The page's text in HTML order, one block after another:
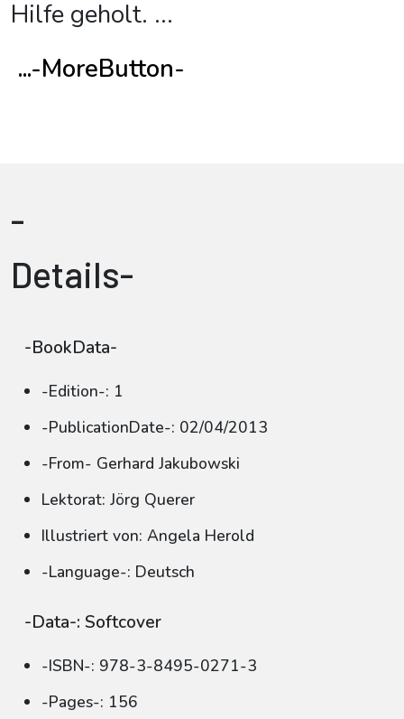
Hilfe geholt. ...
...-MoreButton-
-
Details-
-BookData-
-Edition-: 1
-PublicationDate-: 02/04/2013
-From- Gerhard Jakubowski
Lektorat: Jörg Querer
Illustriert von: Angela Herold
-Language-: Deutsch
-Data-: Softcover
-ISBN-: 978-3-8495-0271-3
-Pages-: 156